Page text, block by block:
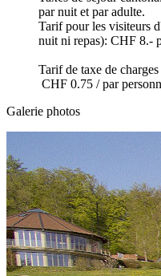
par nuit et par adulte.
Tarif pour les visiteurs
nuit ni repas): CHF 8.-
Tarif de taxe de charges
CHF 0.75 / par
Galerie photos